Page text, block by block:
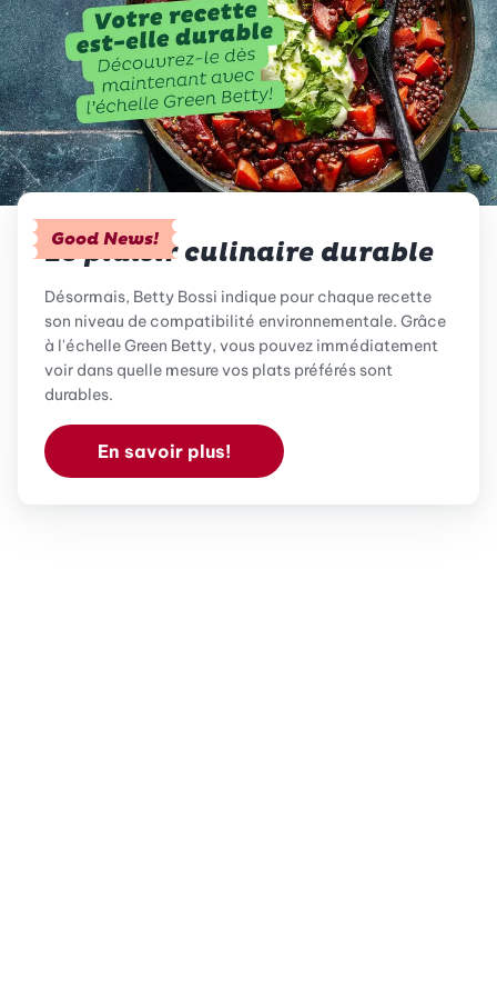
Good News!
Le plaisir culinaire durable
Désormais, Betty Bossi indique pour chaque recette
son niveau de compatibilité environnementale. Grâce
à l'échelle Green Betty, vous pouvez immédiatement
voir dans quelle mesure vos plats préférés sont
durables.
En savoir plus!